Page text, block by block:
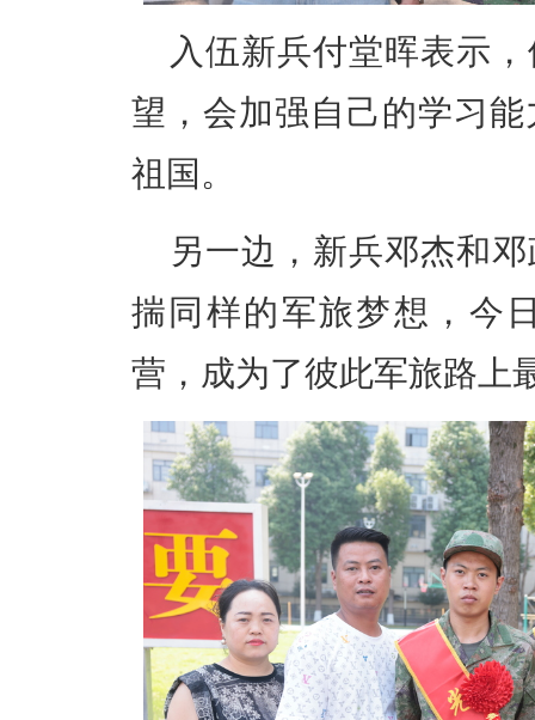
入伍新兵付堂晖表示
望，会加强自己的学习
祖国。
另一边，新兵邓杰和邓
揣同样的军旅梦想，今
营，成为了彼此军旅路上